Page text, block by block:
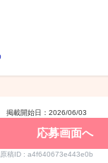
掲載開始日： 2026/06/03
応募画面へ
原稿ID : a4f640673e443e0b